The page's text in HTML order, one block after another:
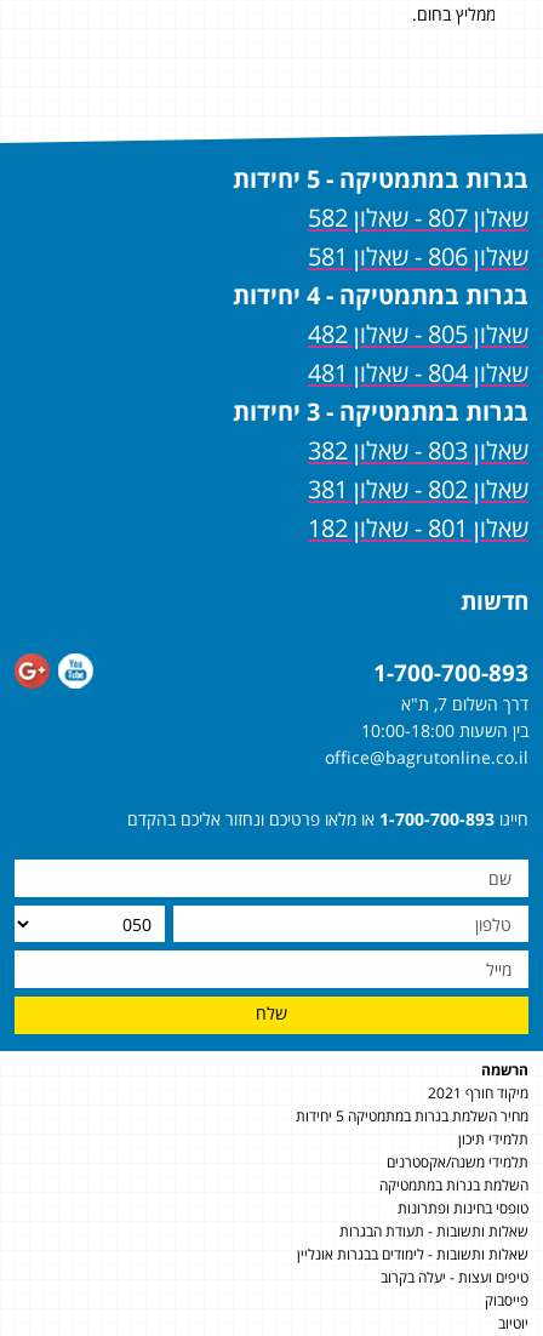
בגרות במתמטיקה - 5 יחידות
שאלון 807 - שאלון 582
שאלון 806 - שאלון 581
בגרות במתמטיקה - 4 יחידות
שאלון 805 - שאלון 482
שאלון 804 - שאלון 481
בגרות במתמטיקה - 3 יחידות
שאלון 803 - שאלון 382
שאלון 802 - שאלון 381
שאלון 801 - שאלון 182
חדשות
1-700-700-893
דרך השלום 7, ת"א
בין השעות 10:00-18:00
office@bagrutonline.co.il
חייגו 1-700-700-893 או מלאו פרטיכם ונחזור אליכם בהקדם
שלח
הרשמה
מיקוד חורף 2021
מחיר השלמת בגרות במתמטיקה 5 יחידות
תלמידי תיכון
תלמידי משנה/אקסטרנים
השלמת בגרות במתמטיקה
טופסי בחינות ופתרונות
שאלות ותשובות - תעודת הבגרות
שאלות ותשובות - לימודים בבגרות אונליין
טיפים ועצות - יעלה בקרוב
פייסבוק
יוטיוב